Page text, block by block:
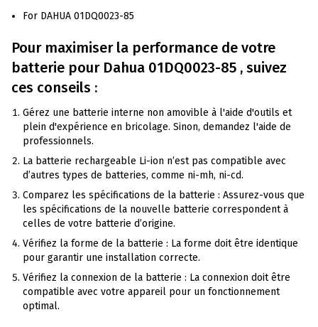
For DAHUA 01DQ0023-85
Pour maximiser la performance de votre
batterie pour Dahua 01DQ0023-85 , suivez
ces conseils :
Gérez une batterie interne non amovible à l'aide d'outils et
plein d'expérience en bricolage. Sinon, demandez l'aide de
professionnels.
La batterie rechargeable Li-ion n’est pas compatible avec
d’autres types de batteries, comme ni-mh, ni-cd.
Comparez les spécifications de la batterie : Assurez-vous que
les spécifications de la nouvelle batterie correspondent à
celles de votre batterie d’origine.
Vérifiez la forme de la batterie : La forme doit être identique
pour garantir une installation correcte.
Vérifiez la connexion de la batterie : La connexion doit être
compatible avec votre appareil pour un fonctionnement
optimal.